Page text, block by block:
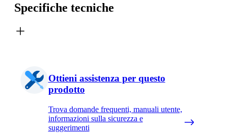
Specifiche tecniche
Ottieni assistenza per questo
prodotto
Trova domande frequenti, manuali utente,
informazioni sulla sicurezza e
suggerimenti